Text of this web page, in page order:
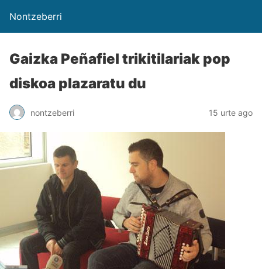
Nontzeberri
Gaizka Peñafiel trikitilariak pop
diskoa plazaratu du
nontzeberri 15 urte ago